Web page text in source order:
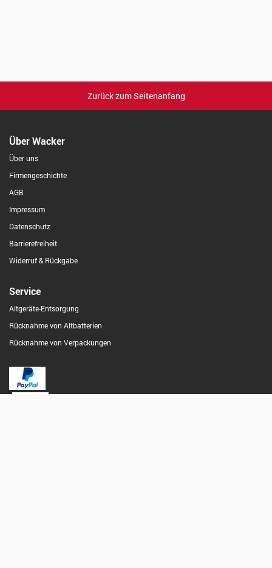
Zurück zum Seitenanfang
Über Wacker
Über uns
Firmengeschichte
AGB
Impressum
Datenschutz
Barrierefreiheit
Widerruf & Rückgabe
Service
Altgeräte-Entsorgung
Rücknahme von Altbatterien
Rücknahme von Verpackungen